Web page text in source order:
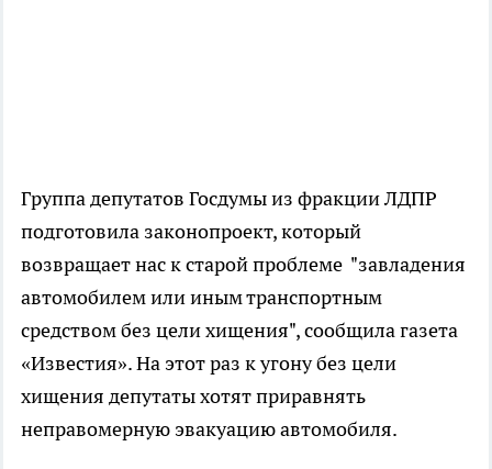
Группа депутатов Госдумы из фракции ЛДПР
подготовила законопроект, который
возвращает нас к старой проблеме "завладения
автомобилем или иным транспортным
средством без цели хищения", сообщила газета
«Известия». На этот раз к угону без цели
хищения депутаты хотят приравнять
неправомерную эвакуацию автомобиля.